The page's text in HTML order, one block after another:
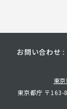
お問い合わせ :
東
東京都庁 〒163-